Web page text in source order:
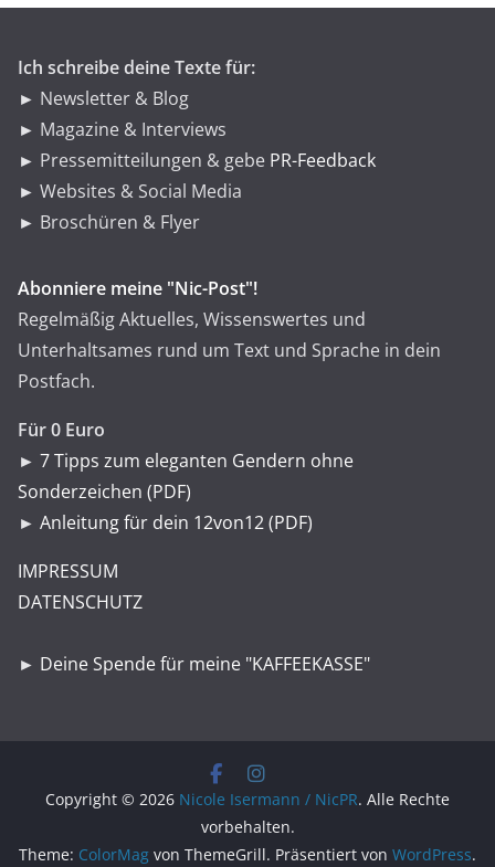
Ich schreibe deine Texte für:
► Newsletter & Blog
► Magazine & Interviews
► Pressemitteilungen & gebe PR-Feedback
► Websites & Social Media
► Broschüren & Flyer
Abonniere meine "Nic-Post"!
Regelmäßig Aktuelles, Wissenswertes und
Unterhaltsames rund um Text und Sprache in dein
Postfach.
Für 0 Euro
► 7 Tipps zum eleganten Gendern ohne
Sonderzeichen (PDF)
► Anleitung für dein 12von12 (PDF)
IMPRESSUM
DATENSCHUTZ
► Deine Spende für meine "KAFFEEKASSE"
Copyright © 2026 Nicole Isermann / NicPR. Alle Rechte
vorbehalten.
Theme: ColorMag von ThemeGrill. Präsentiert von WordPress.